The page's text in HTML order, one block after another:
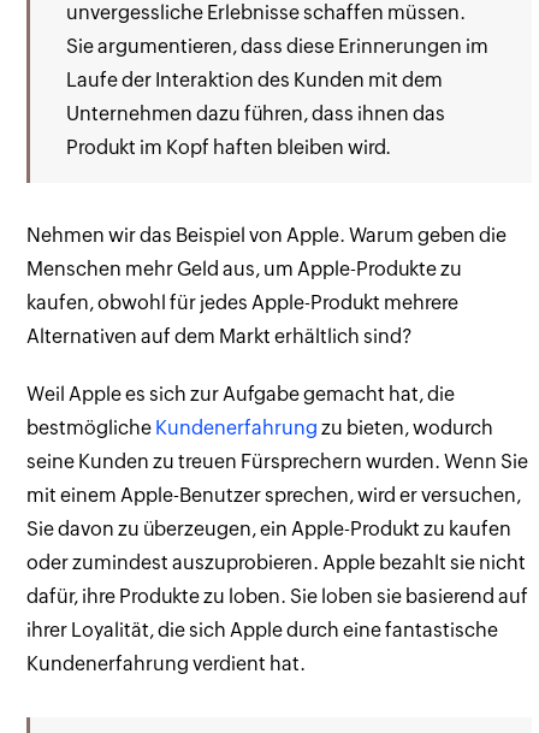
unvergessliche Erlebnisse schaffen müssen.
Sie argumentieren, dass diese Erinnerungen im
Laufe der Interaktion des Kunden mit dem
Unternehmen dazu führen, dass ihnen das
Produkt im Kopf haften bleiben wird.
Nehmen wir das Beispiel von Apple. Warum geben die
Menschen mehr Geld aus, um Apple-Produkte zu
kaufen, obwohl für jedes Apple-Produkt mehrere
Alternativen auf dem Markt erhältlich sind?
Weil Apple es sich zur Aufgabe gemacht hat, die
bestmögliche Kundenerfahrung zu bieten, wodurch
seine Kunden zu treuen Fürsprechern wurden. Wenn Sie
mit einem Apple-Benutzer sprechen, wird er versuchen,
Sie davon zu überzeugen, ein Apple-Produkt zu kaufen
oder zumindest auszuprobieren. Apple bezahlt sie nicht
dafür, ihre Produkte zu loben. Sie loben sie basierend auf
ihrer Loyalität, die sich Apple durch eine fantastische
Kundenerfahrung verdient hat.